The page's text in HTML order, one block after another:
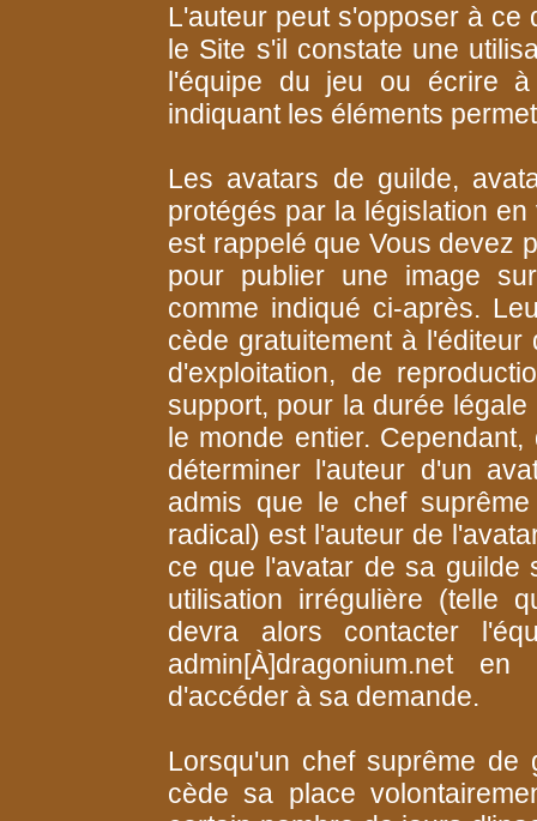
L'auteur peut s'opposer à ce
le Site s'il constate une
l'équipe du jeu ou écrire à
indiquant les éléments
Les avatars de guilde,
protégés par la législation
est rappelé que Vous devez
pour publier une image
comme indiqué ci-après.
cède gratuitement à
d'exploitation, de
support, pour la durée
le monde entier.
déterminer l'auteur d'un
admis que le chef
radical) est l'auteur de
ce que l'avatar de sa guilde
utilisation irrégulière (telle
devra alors contacter
admin[À]dragonium.net
d'accéder à sa demande.
Lorsqu'un chef suprême
cède sa place